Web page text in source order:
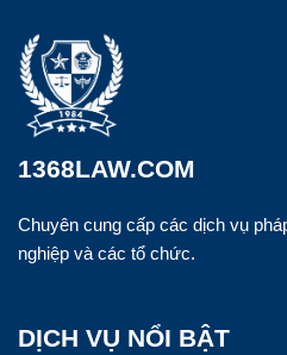
1368LAW.COM
Chuyên cung cấp các dịch vụ
nghiệp và các tổ chức.
DỊCH VỤ NỔI BẬT